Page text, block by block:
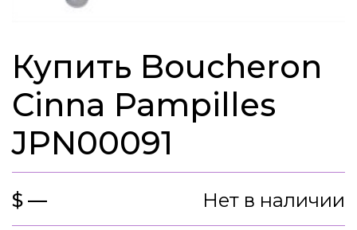
Купить Boucheron
Cinna Pampilles
JPN00091
$ — Нет в наличии